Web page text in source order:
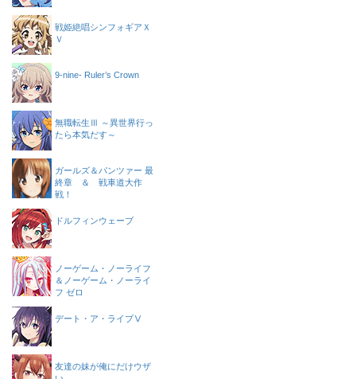
戦姫絶唱シンフォギアＸ
Ｖ
9-nine- Ruler’s Crown
無職転生Ⅲ ～異世界行っ
たら本気だす～
ガールズ＆パンツァー 最
終章 ＆ 戦車道大作
戦！
ドルフィンウェーブ
ノーゲーム・ノーライフ
＆ノーゲーム・ノーライ
フ ゼロ
デート・ア・ライブⅤ
友達の妹が俺にだけウザ